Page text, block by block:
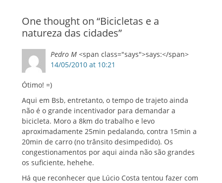
One thought on “Bicicletas e a
natureza das cidades”
Pedro M <span class="says">says:</span>
14/05/2010 at 10:21
Ótimo! =)
Aqui em Bsb, entretanto, o tempo de trajeto ainda
não é o grande incentivador para demandar a
bicicleta. Moro a 8km do trabalho e levo
aproximadamente 25min pedalando, contra 15min a
20min de carro (no trânsito desimpedido). Os
congestionamentos por aqui ainda não são grandes
os suficiente, hehehe.
Há que reconhecer que Lúcio Costa tentou fazer com